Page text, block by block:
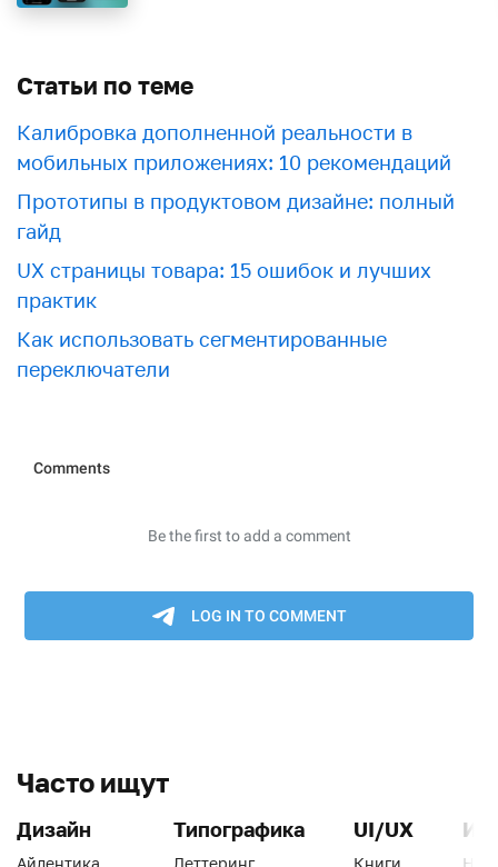
Статьи по теме
Калибровка дополненной реальности в
мобильных приложениях: 10 рекомендаций
Прототипы в продуктовом дизайне: полный
гайд
UX страницы товара: 15 ошибок и лучших
практик
Как использовать сегментированные
переключатели
Часто ищут
Дизайн Типографика UI/UX